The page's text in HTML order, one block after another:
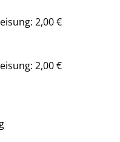
2,00 €
2,00 €